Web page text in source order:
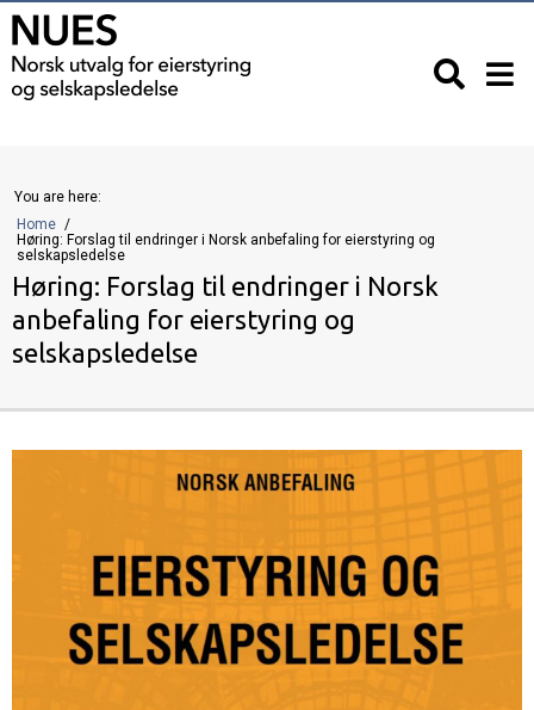
You are here:
Home
Høring: Forslag til endringer i Norsk anbefaling for eierstyring og
selskapsledelse
Høring: Forslag til endringer i Norsk
anbefaling for eierstyring og
selskapsledelse